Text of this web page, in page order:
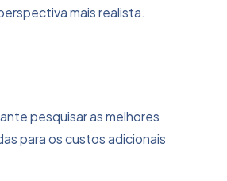
mais realista.
pesquisar as melhores
para os custos adicionais